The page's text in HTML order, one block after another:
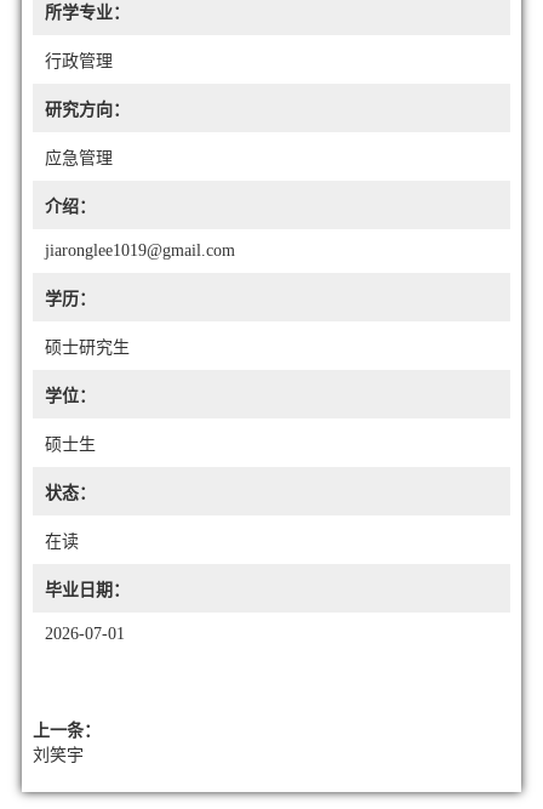
所学专业：
行政管理
研究方向：
应急管理
介绍：
jiaronglee1019@gmail.com
学历：
硕士研究生
学位：
硕士生
状态：
在读
毕业日期：
2026-07-01
上一条：
刘笑宇